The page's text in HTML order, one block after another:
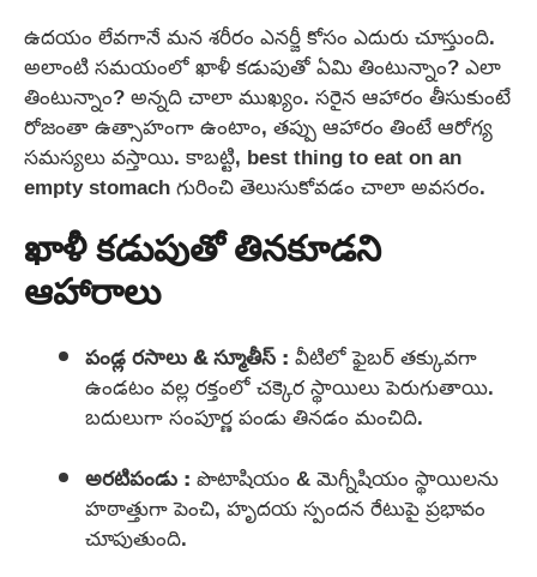
ఉదయం లేవగానే మన శరీరం ఎనర్జీ కోసం ఎదురు చూస్తుంది.
అలాంటి సమయంలో ఖాళీ కడుపుతో ఏమి తింటున్నాం? ఎలా
తింటున్నాం? అన్నది చాలా ముఖ్యం. సరైన ఆహారం తీసుకుంటే
రోజంతా ఉత్సాహంగా ఉంటాం, తప్పు ఆహారం తింటే ఆరోగ్య
సమస్యలు వస్తాయి. కాబట్టి, best thing to eat on an
empty stomach గురించి తెలుసుకోవడం చాలా అవసరం.
ఖాళీ కడుపుతో తినకూడని
ఆహారాలు
పండ్ల రసాలు & స్మూతీస్ :వీటిలో ఫైబర్ తక్కువగా
ఉండటం వల్ల రక్తంలో చక్కెర స్థాయిలు పెరుగుతాయి.
బదులుగా సంపూర్ణ పండు తినడం మంచిది.
అరటిపండు :పొటాషియం & మెగ్నీషియం స్థాయిలను
హఠాత్తుగా పెంచి, హృదయ స్పందన రేటుపై ప్రభావం
చూపుతుంది.